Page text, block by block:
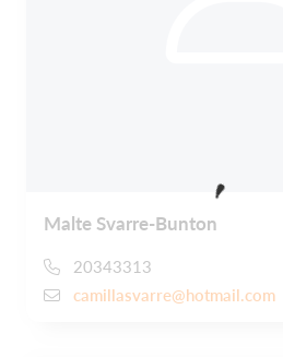
Malte Svarre-Bunton
20343313
camillasvarre@hotmail.com